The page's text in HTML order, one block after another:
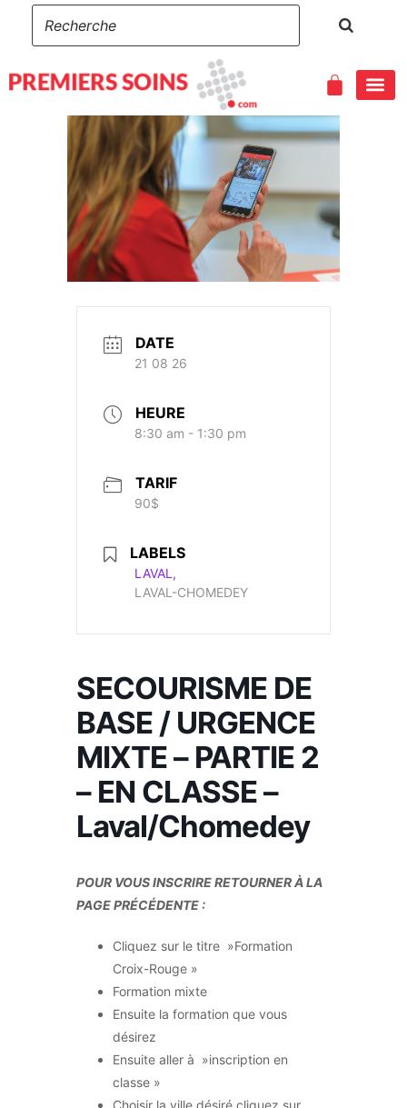
DATE
21 08 26
HEURE
8:30 am - 1:30 pm
TARIF
90$
LABELS
LAVAL,
LAVAL-CHOMEDEY
SECOURISME DE
BASE / URGENCE
MIXTE – PARTIE 2
– EN CLASSE –
Laval/Chomedey
POUR VOUS INSCRIRE RETOURNER À LA
PAGE PRÉCÉDENTE :
Cliquez sur le titre »Formation
Croix-Rouge »
Formation mixte
Ensuite la formation que vous
désirez
Ensuite aller à »inscription en
classe »
Choisir la ville désiré cliquez sur